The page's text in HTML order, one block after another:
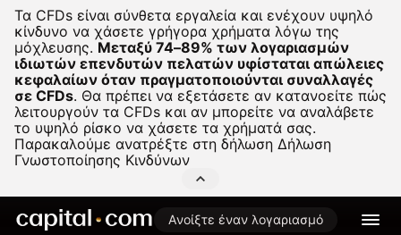
Τα CFDs είναι σύνθετα εργαλεία και ενέχουν υψηλό
κίνδυνο να χάσετε γρήγορα χρήματα λόγω της
μόχλευσης. Μεταξύ 74–89% των λογαριασμών
ιδιωτών επενδυτών πελατών υφίσταται απώλειες
κεφαλαίων όταν πραγματοποιούνται συναλλαγές
σε CFDs. Θα πρέπει να εξετάσετε αν κατανοείτε πώς
λειτουργούν τα CFDs και αν μπορείτε να αναλάβετε
το υψηλό ρίσκο να χάσετε τα χρήματά σας.
Παρακαλούμε ανατρέξτε στη δήλωση Δήλωση
Γνωστοποίησης Κινδύνων
Ανοίξτε έναν λογαριασμό